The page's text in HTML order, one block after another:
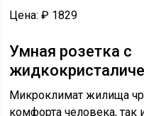
Цена: ₽ 1829
Умная розетка с
Микроклимат жилища
комфорта человека, так